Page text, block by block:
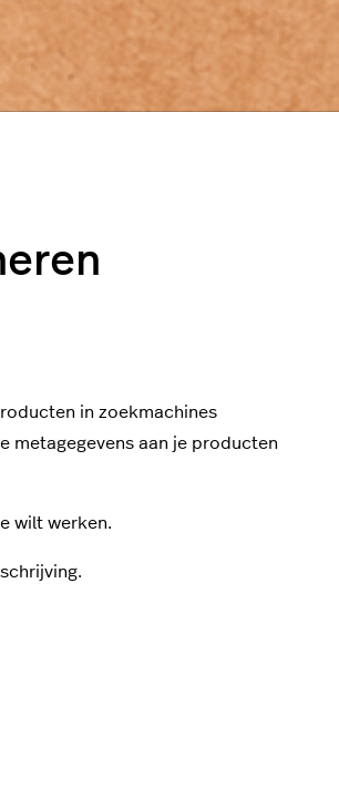
in zoekmachines
metagegevens aan je producten
wilt werken.